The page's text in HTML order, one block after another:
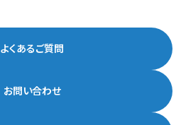
よくあるご質問
お問い合わせ